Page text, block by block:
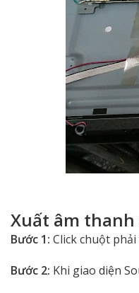
Xuất âm thanh
Bước 1: Click chuột
Bước 2: Khi giao diện